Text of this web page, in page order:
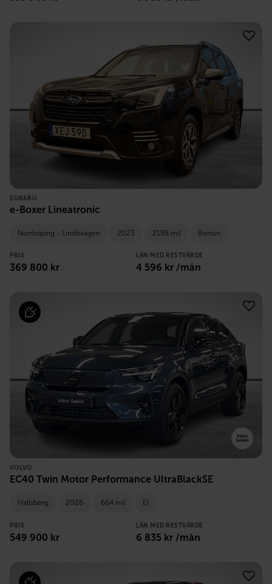
SUBARU
e-Boxer Lineatronic
Norrköping - Lindövägen 2023 2198 mil Bensin
PRIS
369 800 kr
LÅN MED RESTVÄRDE
4 596 kr /mån
VOLVO
EC40 Twin Motor Performance UltraBlackSE
Hallsberg 2026 664 mil El
PRIS
549 900 kr
LÅN MED RESTVÄRDE
6 835 kr /mån